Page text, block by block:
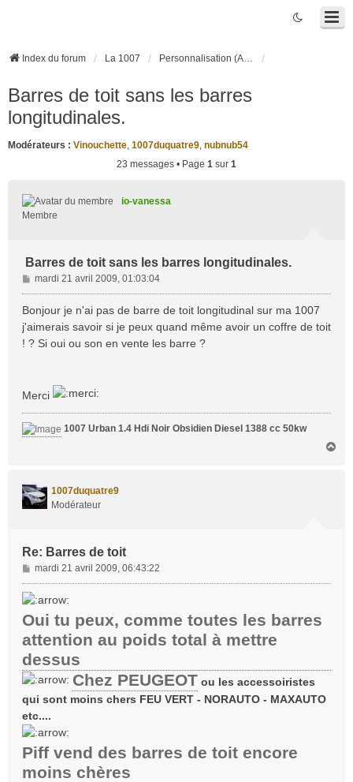
Index du forum La 1007 Personnalisation (Accessoires, Tuning, ...)
Barres de toit sans les barres
longitudinales.
Modérateurs : Vinouchette, 1007duquatre9, nubnub54
23 messages • Page 1 sur 1
io-vanessa
Membre
Barres de toit sans les barres longitudinales.
M
e
s
s
g
mardi 21 avril 2009, 01:03:04
Bonjour je n'ai pas de barre de toit longitudinal sur ma 1007
j'aimerais savoir si je peux quand même avoir un coffre de toit
! ? Si oui ou son en vente les barre ?
Merci
1007 Urban 1.4 Hdi Noir Obsidien Diesel 1388 cc 50kw
1007duquatre9
Modérateur
Re: Barres de toit
M
e
s
a
g
e
mardi 21 avril 2009, 06:43:22
Oui tu peux, comme toutes les barres
attention au poids total à mettre
dessus
Chez PEUGEOT ou les accessoiristes
qui sont moins chers FEU VERT - NORAUTO - MAXAUTO
etc....
Piff vend des barres de toit encore
moins chères